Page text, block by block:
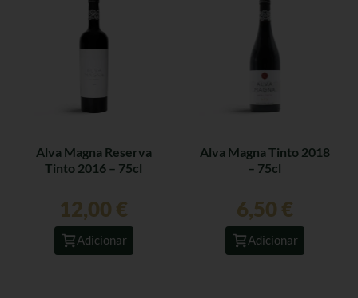
Alva Magna Reserva
Tinto 2016 – 75cl
12,00 €
Adicionar
Alva Magna Tinto 2018
– 75cl
6,50 €
Adicionar